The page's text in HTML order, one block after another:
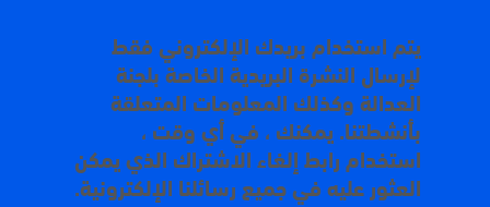
يتم استخدام بريدك الإلكتروني فقط
لإرسال النشرة البريدية الخاصة بلجنة
العدالة وكذلك المعلومات المتعلقة
بأنشطتنا. يمكنك ، في أي وقت ،
استخدام رابط إلغاء الاشتراك الذي يمكن
العثور عليه في جميع رسائلنا الإلكترونية.